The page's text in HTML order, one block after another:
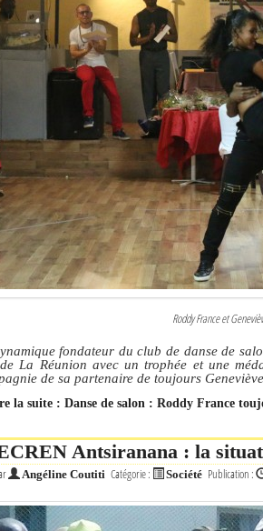
Roddy France et
fondateur du club de danse de
La Réunion avec un trophée et une
de sa partenaire de toujours Geneviève
la suite : Danse de salon : Roddy France
Antsiranana : la
Angéline Coutiti Catégorie : Société Publication :